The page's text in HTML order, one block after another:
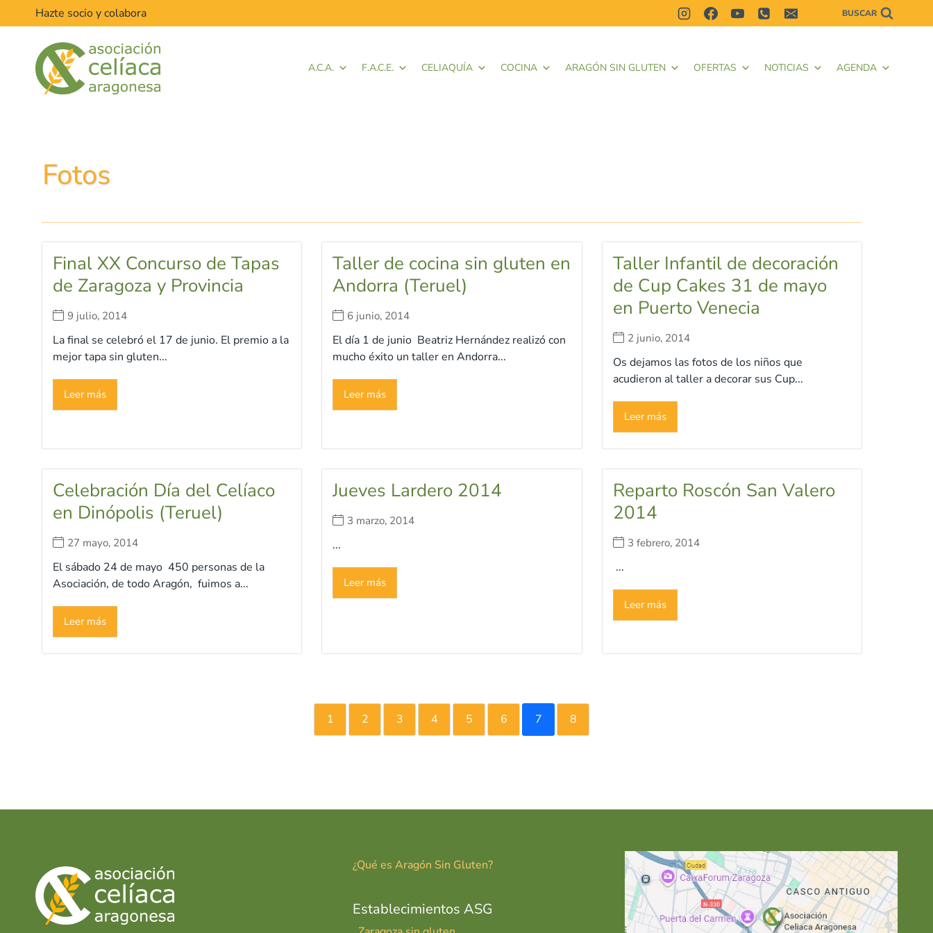
Hazte socio y colabora BUSCAR
A.C.A. F.A.C.E. CELIAQUÍA COCINA ARAGÓN SIN GLUTEN OFERTAS NOTICIAS AGENDA
Fotos
Final XX Concurso de Tapas
de Zaragoza y Provincia
9 julio, 2014
La final se celebró el 17 de junio. El premio a la
mejor tapa sin gluten...
Leer más
Taller de cocina sin gluten en
Andorra (Teruel)
6 junio, 2014
El día 1 de junio Beatriz Hernández realizó con
mucho éxito un taller en Andorra...
Leer más
Taller Infantil de decoración
de Cup Cakes 31 de mayo
en Puerto Venecia
2 junio, 2014
Os dejamos las fotos de los niños que
acudieron al taller a decorar sus Cup...
Leer más
Celebración Día del Celíaco
en Dinópolis (Teruel)
27 mayo, 2014
El sábado 24 de mayo 450 personas de la
Asociación, de todo Aragón, fuimos a...
Leer más
Jueves Lardero 2014
3 marzo, 2014
...
Leer más
Reparto Roscón San Valero
2014
3 febrero, 2014
...
Leer más
1 2 3 4 5 6 7 8
¿Qué es Aragón Sin Gluten?
Establecimientos ASG